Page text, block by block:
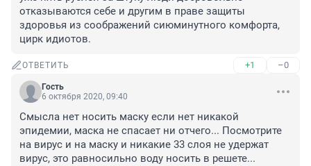
отказываются себе и другим в праве защиты
здоровья из соображений сиюминутного комфорта,
цирк идиотов.
ОТВЕТИТЬ +1 –0
Гость
6 октября 2020, 09:40
Смысла нет носить маску если нет никакой
эпидемии, маска не спасает ни отчего... Посмотрите
на вирус и на маску и никакие 33 слоя не удержат
вирус, это равносильно воду носить в решете...